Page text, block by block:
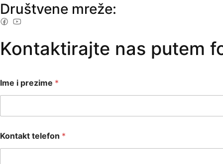
Društvene mreže:
Kontaktirajte nas putem
Ime i prezime *
Kontakt telefon *